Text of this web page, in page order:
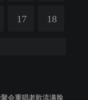
17 18
会重唱老歌流满脸